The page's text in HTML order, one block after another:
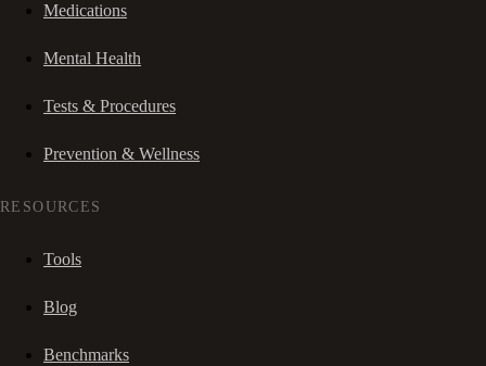
Medications
Mental Health
Tests & Procedures
Prevention & Wellness
RESOURCES
Tools
Blog
Benchmarks